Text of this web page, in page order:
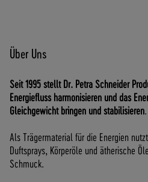
Über Uns
Seit 1995 stellt Dr. Petra Schneider
Energiefluss harmonisieren und das
Gleichgewicht bringen und stabilisieren
Als Trägermaterial für die Energien
Duftsprays, Körperöle und ätherische
Schmuck.